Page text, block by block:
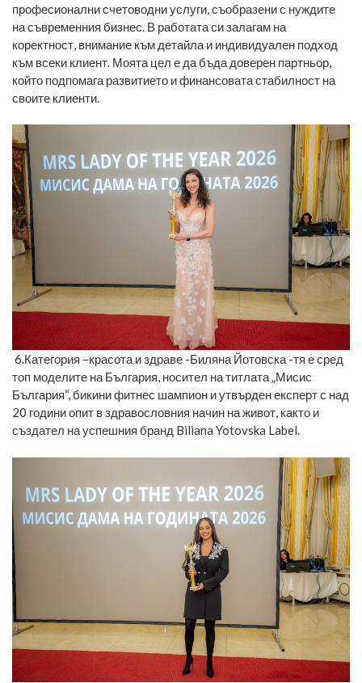
професионални счетоводни услуги, съобразени с нуждите
на съвременния бизнес. В работата си залагам на
коректност, внимание към детайла и индивидуален подход
към всеки клиент. Моята цел е да бъда доверен партньор,
който подпомага развитието и финансовата стабилност на
своите клиенти.
6.Категория –красота и здраве -Биляна Йотовска -тя е сред
топ моделите на България, носител на титлата „Мисис
България“, бикини фитнес шампион и утвърден експерт с над
20 години опит в здравословния начин на живот, както и
създател на успешния бранд Biliana Yotovska Label.